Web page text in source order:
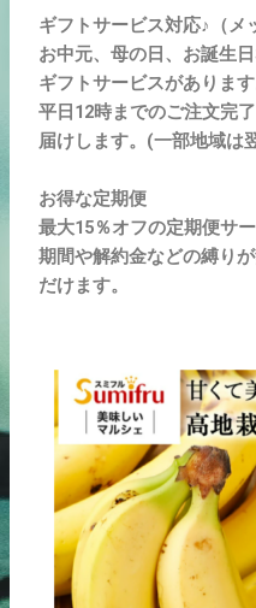
ギフトサービス対応♪（メ
お中元、母の日、お誕生
ギフトサービスがあります
平日12時までのご注文完
届けします。(一部地域は
お得な定期便
最大15％オフの定期便サー
期間や解約金などの縛り
だけます。